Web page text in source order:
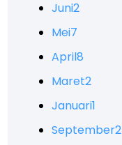
Juni2
Mei7
April8
Maret2
Januari1
September2